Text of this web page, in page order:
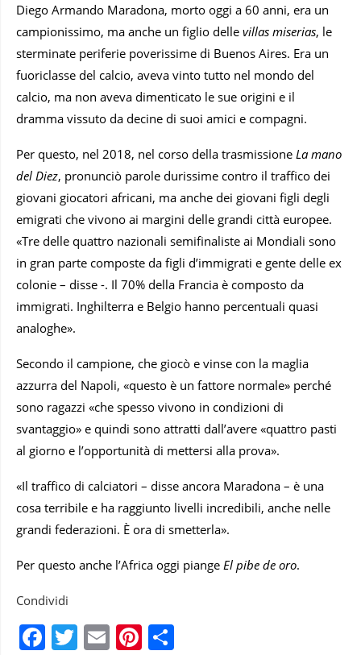
Diego Armando Maradona, morto oggi a 60 anni, era un
campionissimo, ma anche un figlio delle villas miserias, le
sterminate periferie poverissime di Buenos Aires. Era un
fuoriclasse del calcio, aveva vinto tutto nel mondo del
calcio, ma non aveva dimenticato le sue origini e il
dramma vissuto da decine di suoi amici e compagni.
Per questo, nel 2018, nel corso della trasmissione La mano
del Diez, pronunciò parole durissime contro il traffico dei
giovani giocatori africani, ma anche dei giovani figli degli
emigrati che vivono ai margini delle grandi città europee.
«Tre delle quattro nazionali semifinaliste ai Mondiali sono
in gran parte composte da figli d’immigrati e gente delle ex
colonie – disse -. Il 70% della Francia è composto da
immigrati. Inghilterra e Belgio hanno percentuali quasi
analoghe».
Secondo il campione, che giocò e vinse con la maglia
azzurra del Napoli, «questo è un fattore normale» perché
sono ragazzi «che spesso vivono in condizioni di
svantaggio» e quindi sono attratti dall’avere «quattro pasti
al giorno e l’opportunità di mettersi alla prova».
«Il traffico di calciatori – disse ancora Maradona – è una
cosa terribile e ha raggiunto livelli incredibili, anche nelle
grandi federazioni. È ora di smetterla».
Per questo anche l’Africa oggi piange El pibe de oro.
Condividi
Facebook
Twitter
EmailPinterest